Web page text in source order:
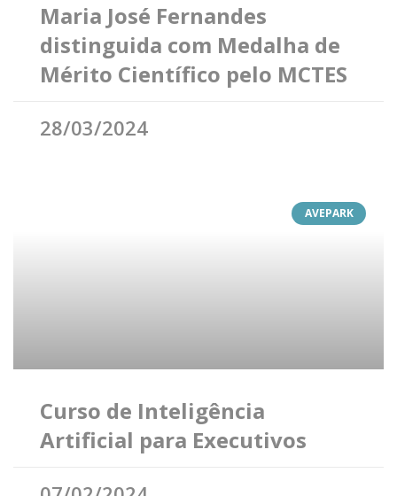
Maria José Fernandes
distinguida com Medalha de
Mérito Científico pelo MCTES
28/03/2024
AVEPARK
Curso de Inteligência
Artificial para Executivos